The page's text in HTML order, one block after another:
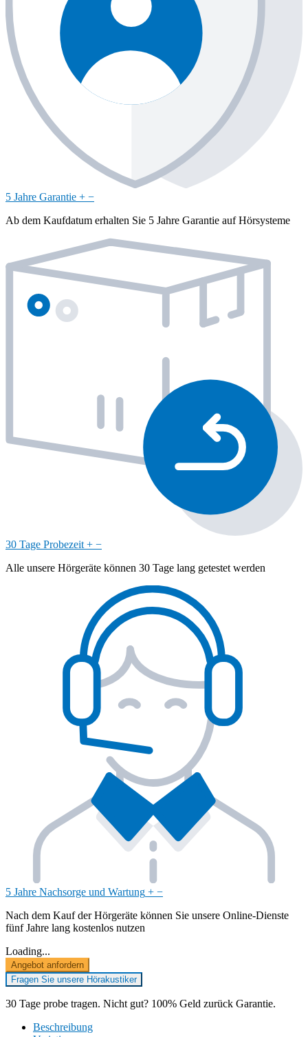
5 Jahre Garantie + −
Ab dem Kaufdatum erhalten Sie 5 Jahre Garantie auf Hörsysteme
30 Tage Probezeit + −
Alle unsere Hörgeräte können 30 Tage lang getestet werden
5 Jahre Nachsorge und Wartung + −
Nach dem Kauf der Hörgeräte können Sie unsere Online-Dienste
fünf Jahre lang kostenlos nutzen
Loading...
Angebot anfordern
Fragen Sie unsere Hörakustiker
30 Tage probe tragen. Nicht gut? 100% Geld zurück Garantie.
Beschreibung